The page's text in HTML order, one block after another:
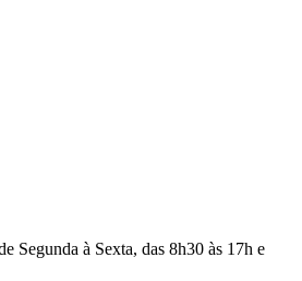
Segunda à Sexta, das 8h30 às 17h e